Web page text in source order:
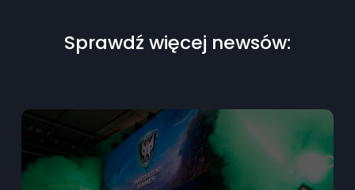
Sprawdź więcej newsów: